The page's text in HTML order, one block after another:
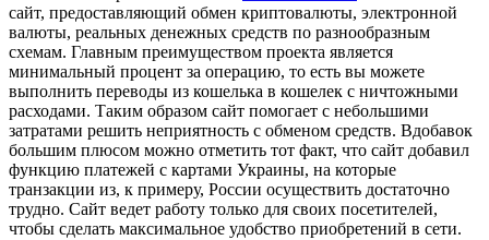
сайт, предоставляющий обмен криптовалюты, электронной
валюты, реальных денежных средств по разнообразным
схемам. Главным преимуществом проекта является
минимальный процент за операцию, то есть вы можете
выполнить переводы из кошелька в кошелек с ничтожными
расходами. Таким образом сайт помогает с небольшими
затратами решить неприятность с обменом средств. Вдобавок
большим плюсом можно отметить тот факт, что сайт добавил
функцию платежей с картами Украины, на которые
транзакции из, к примеру, России осуществить достаточно
трудно. Сайт ведет работу только для своих посетителей,
чтобы сделать максимальное удобство приобретений в сети.